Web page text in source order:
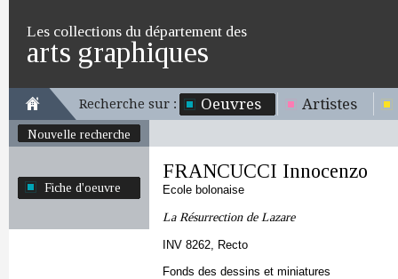
Les collections du département des
arts graphiques
Recherche sur : Oeuvres Artistes
Nouvelle recherche
Fiche d'oeuvre
FRANCUCCI Innocenzo
Ecole bolonaise
La Résurrection de Lazare
INV 8262, Recto
Fonds des dessins et miniatures